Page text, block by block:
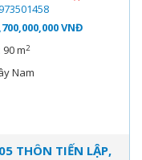
VNĐ
90 m2
Nam
THÔN TIẾN LẬP,